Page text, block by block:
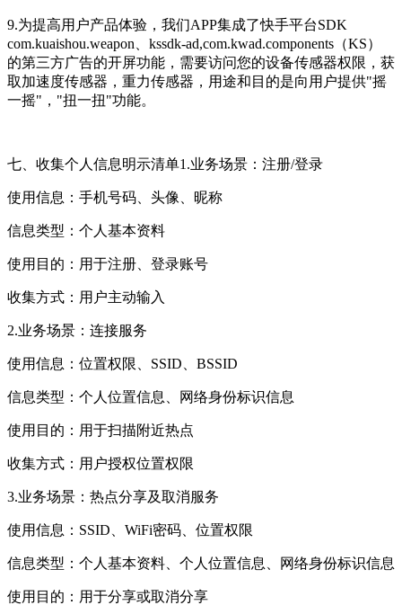
9.为提高用户产品体验，我们APP集成了快手平台SDK
com.kuaishou.weapon、kssdk-ad,com.kwad.components（KS）
的第三方广告的开屏功能，需要访问您的设备传感器权限，获
取加速度传感器，重力传感器，用途和目的是向用户提供"摇
一摇"，"扭一扭"功能。
七、收集个人信息明示清单1.业务场景：注册/登录
使用信息：手机号码、头像、昵称
信息类型：个人基本资料
使用目的：用于注册、登录账号
收集方式：用户主动输入
2.业务场景：连接服务
使用信息：位置权限、SSID、BSSID
信息类型：个人位置信息、网络身份标识信息
使用目的：用于扫描附近热点
收集方式：用户授权位置权限
3.业务场景：热点分享及取消服务
使用信息：SSID、WiFi密码、位置权限
信息类型：个人基本资料、个人位置信息、网络身份标识信息
使用目的：用于分享或取消分享